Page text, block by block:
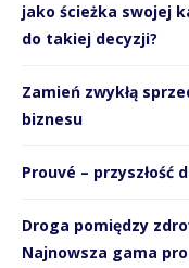
jako ścieżka swojej
do takiej decyzji?
Zamień zwykłą
biznesu
Prouvé – przyszłość
Droga pomiędzy
Najnowsza gama